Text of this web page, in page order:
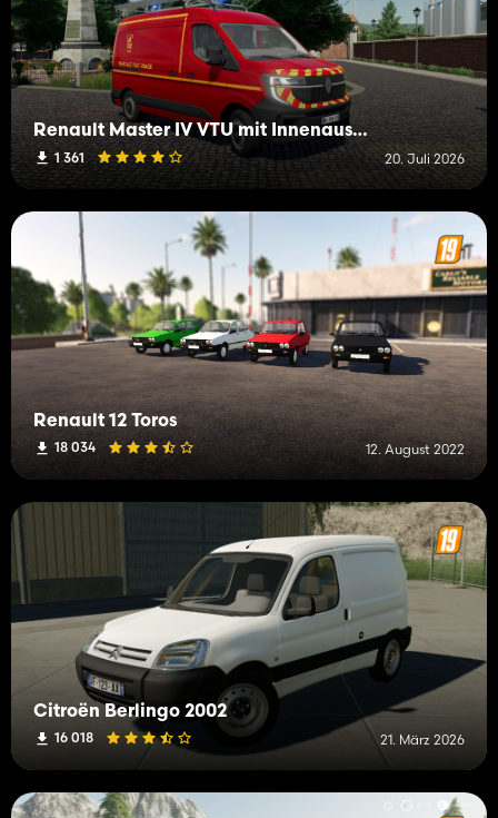
Renault Master IV VTU mit Innenausstattung
1 361 20. Juli 2026
Renault 12 Toros
18 034 12. August 2022
Citroën Berlingo 2002
16 018 21. März 2026